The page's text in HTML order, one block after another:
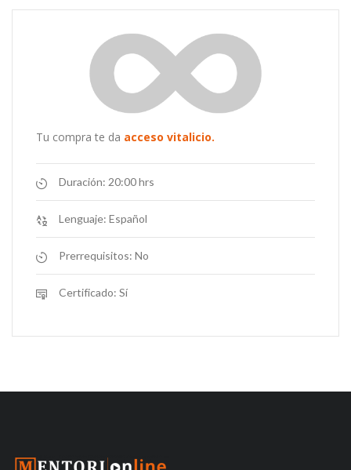
Tu compra te da acceso vitalicio.
Duración: 20:00 hrs
Lenguaje: Español
Prerrequisitos: No
Certificado: Sí